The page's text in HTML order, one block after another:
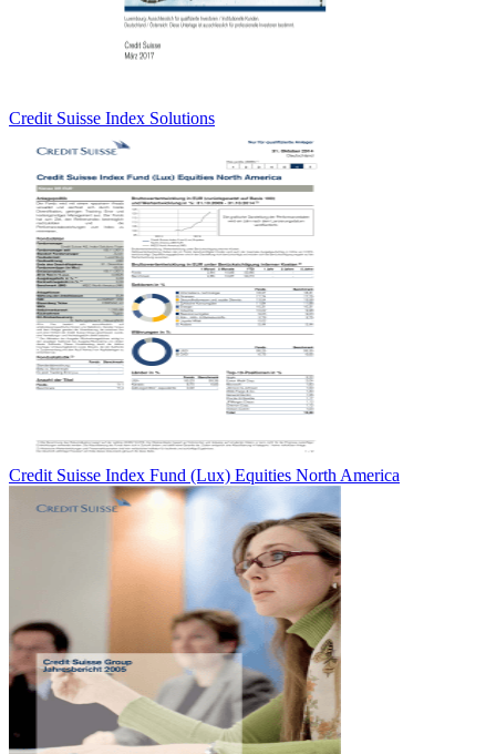
Credit Suisse Index Solutions
Credit Suisse Index Fund (Lux) Equities North America